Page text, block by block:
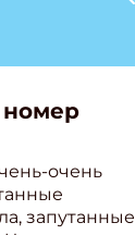
номер
очень
запутанные